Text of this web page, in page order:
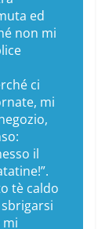
ed
non mi
ci
mi
il
tè caldo
mi